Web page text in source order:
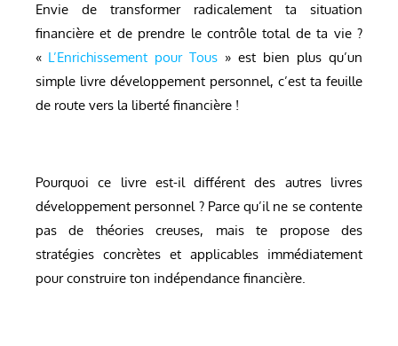
Envie de transformer radicalement ta situation
financière et de prendre le contrôle total de ta vie ?
« L’Enrichissement pour Tous » est bien plus qu’un
simple livre développement personnel, c’est ta feuille
de route vers la liberté financière !
Pourquoi ce livre est-il différent des autres livres
développement personnel ? Parce qu’il ne se contente
pas de théories creuses, mais te propose des
stratégies concrètes et applicables immédiatement
pour construire ton indépendance financière.